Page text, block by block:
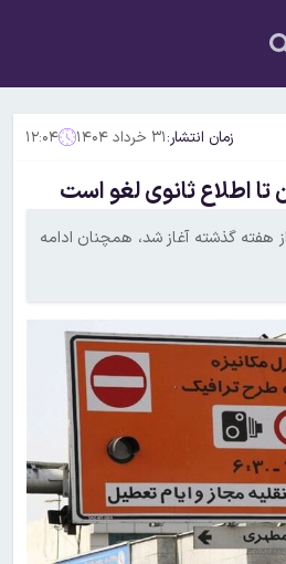
زمان انتشار:۳۱ خرداد ۱۴۰۴ ۱۲:۰۴
تا اطلاع ثانوی لغو است
هفته گذشته آغاز شد، همچنان ادامه